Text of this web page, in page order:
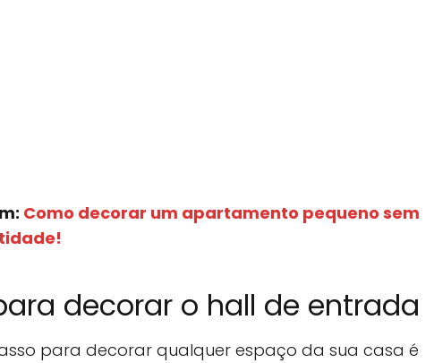
Como decorar um apartamento pequeno sem
decorar o hall de entrada
para decorar qualquer espaço da sua casa é